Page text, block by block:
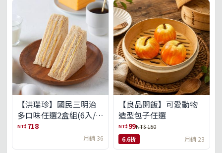
【洪瑞珍】國民三明治
多口味任選2盒組(6入/
盒)(免運)
NT$ 718
月銷 36
【良品開飯】可愛動物
造型包子任選
NT$ 99NT$ 150
6.6折 月銷 23